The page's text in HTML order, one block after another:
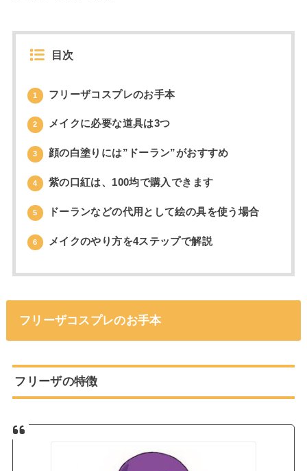
目次
1 フリーザコスプレのお手本
2 メイクに必要な道具は3つ
3 顔の白塗りには”ドーラン”がおすすめ
4 紫の口紅は、100均で購入できます
5 ドーランなどの代用として絵の具を使う場合
6 メイクのやり方を4ステップで解説
フリーザコスプレのお手本
フリーザの特徴